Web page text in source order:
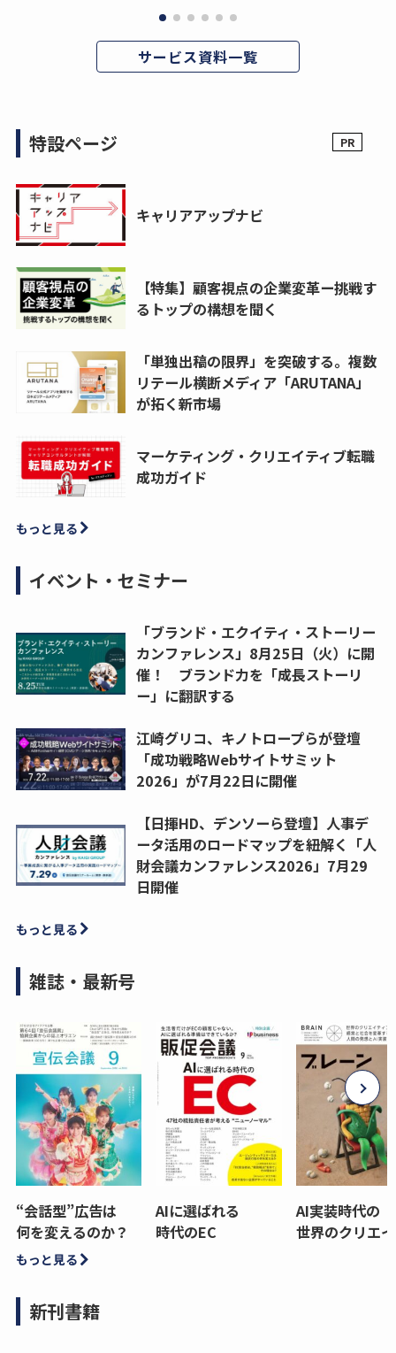
サービス資料一覧
特設ページ
キャリアアップナビ
【特集】顧客視点の企業変革ー挑戦す
るトップの構想を聞く
「単独出稿の限界」を突破する。複数
リテール横断メディア「ARUTANA」
が拓く新市場
マーケティング・クリエイティブ転職
成功ガイド
もっと見る
イベント・セミナー
「ブランド・エクイティ・ストーリー
カンファレンス」8月25日（火）に開
催！ ブランド力を「成長ストーリ
ー」に翻訳する
江崎グリコ、キノトロープらが登壇
「成功戦略Webサイトサミット
2026」が7月22日に開催
【日揮HD、デンソーら登壇】人事デ
ータ活用のロードマップを紐解く「人
財会議カンファレンス2026」7月29
日開催
もっと見る
雑誌・最新号
“会話型”広告は
何を変えるのか？
AIに選ばれる
時代のEC
AI実装時代の
世界のクリエ
もっと見る
新刊書籍